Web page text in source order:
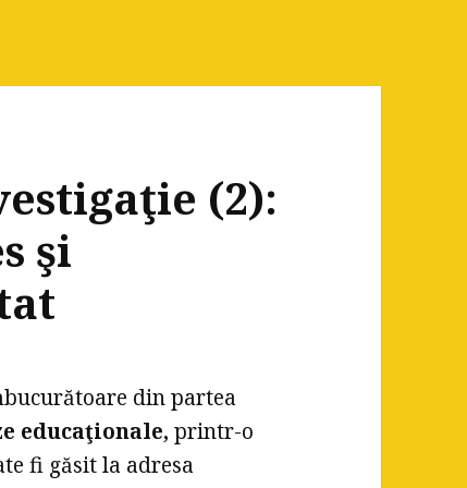
(2):
şi
din partea
educaţionale,printr-o
fi găsit la adresa